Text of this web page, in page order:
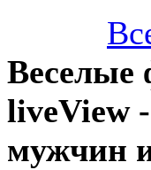
Веселые
liveView
мужчин